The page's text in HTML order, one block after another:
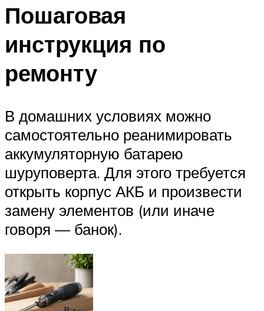
Пошаговая
инструкция по
ремонту
В домашних условиях можно
самостоятельно реанимировать
аккумуляторную батарею
шуруповерта. Для этого требуется
открыть корпус АКБ и произвести
замену элементов (или иначе
говоря — банок).